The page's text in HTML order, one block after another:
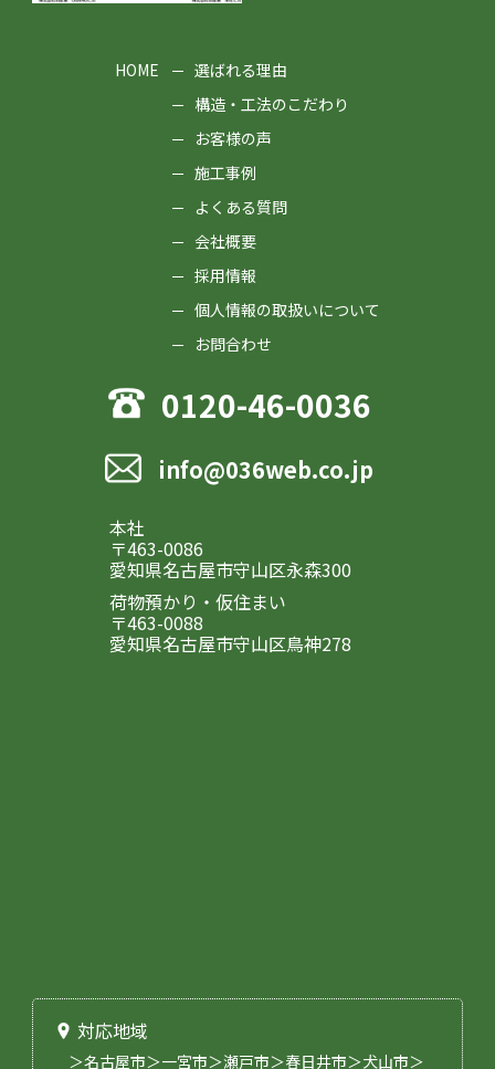
HOME
選ばれる理由
構造・工法のこだわり
お客様の声
施工事例
よくある質問
会社概要
採用情報
個人情報の取扱いについて
お問合わせ
0120-46-0036
info@036web.co.jp
本社
〒463-0086
愛知県名古屋市守山区永森300
荷物預かり・仮住まい
〒463-0088
愛知県名古屋市守山区鳥神278
対応地域
＞名古屋市＞一宮市＞瀬戸市＞春日井市＞犬山市＞